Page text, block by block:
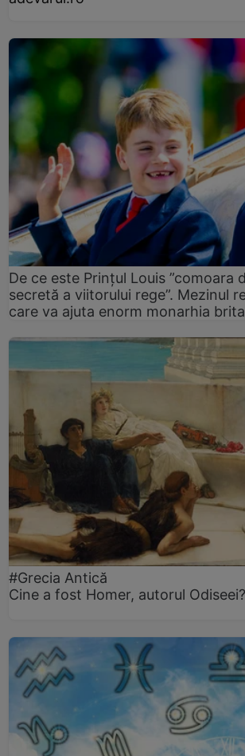
De ce este Prințul Louis ”comoara
secretă a viitorului rege”. Mezinul
care va ajuta enorm monarhia
#Grecia Antică
Cine a fost Homer, autorul Odiseei?